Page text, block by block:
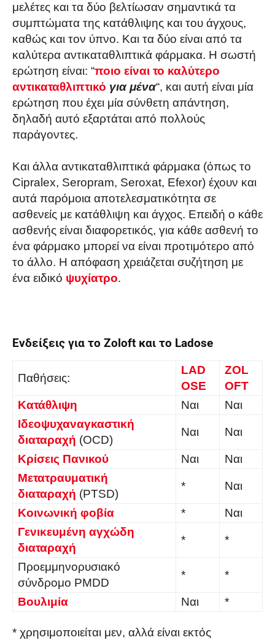
μελέτες και τα δύο βελτίωσαν σημαντικά τα
συμπτώματα της κατάθλιψης και του άγχους,
καθώς και τον ύπνο. Και τα δύο είναι από τα
καλύτερα αντικαταθλιπτικά φάρμακα. Η σωστή
ερώτηση είναι: “ποιο είναι το καλύτερο
αντικαταθλιπτικό για μένα“, και αυτή είναι μία
ερώτηση που έχει μία σύνθετη απάντηση,
δηλαδή αυτό εξαρτάται από πολλούς
παράγοντες.
Και άλλα αντικαταθλιπτικά φάρμακα (όπως το
Cipralex, Seropram, Seroxat, Efexor) έχουν και
αυτά παρόμοια αποτελεσματικότητα σε
ασθενείς με κατάθλιψη και άγχος. Επειδή ο κάθε
ασθενής είναι διαφορετικός, για κάθε ασθενή το
ένα φάρμακο μπορεί να είναι προτιμότερο από
το άλλο. Η απόφαση χρειάζεται συζήτηση με
ένα ειδικό ψυχίατρο.
Ενδείξεις για το Zoloft και το Ladose
Παθήσεις:
LAD
OSE
ZOL
OFT
Κατάθλιψη
Ναι
Ναι
Ιδεοψυχαναγκαστική
διαταραχή (OCD)
Ναι Ναι
Κρίσεις Πανικού Ναι
Ναι
Μετατραυματική
διαταραχή (PTSD)
* Ναι
Κοινωνική φοβία *
Ναι
Γενικευμένη αγχώδη
διαταραχή
* *
Προεμμηνορυσιακό
σύνδρομο PMDD
* *
Βουλιμία Ναι *
* χρησιμοποιείται μεν, αλλά είναι εκτός